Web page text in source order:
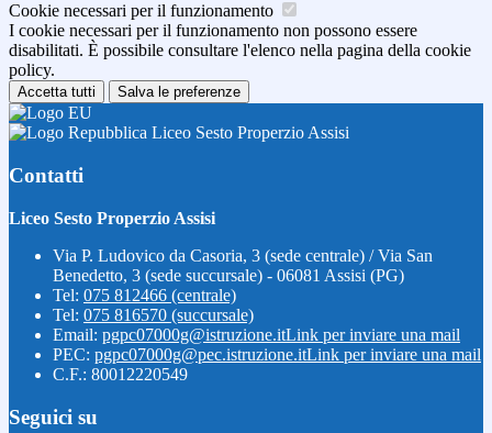
Cookie necessari per il funzionamento
I cookie necessari per il funzionamento non possono essere
disabilitati. È possibile consultare l'elenco nella pagina della cookie
policy.
Accetta tutti Salva le preferenze
Liceo Sesto Properzio Assisi
Contatti
Liceo Sesto Properzio Assisi
Via P. Ludovico da Casoria, 3 (sede centrale) / Via San
Benedetto, 3 (sede succursale) - 06081 Assisi (PG)
Tel: 075 812466 (centrale)
Tel: 075 816570 (succursale)
Email: pgpc07000g@istruzione.itLink per inviare una mail
PEC: pgpc07000g@pec.istruzione.itLink per inviare una mail
C.F.: 80012220549
Seguici su